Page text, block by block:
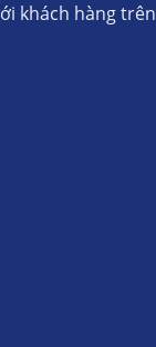
khách hàng